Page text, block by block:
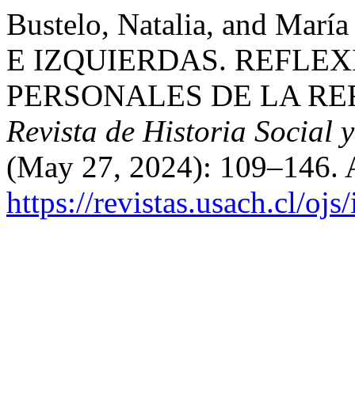
Bustelo, Natalia, and
E IZQUIERDAS.
PERSONALES DE LA
Revista de Historia Social
(May 27, 2024): 109–146.
https://revistas.usach.cl/